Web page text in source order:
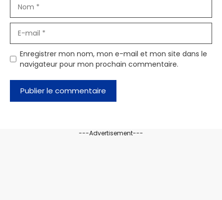
mail
Enregistrer mon nom, mon e-mail et mon site dans le
navigateur pour mon prochain commentaire.
---Advertisement---